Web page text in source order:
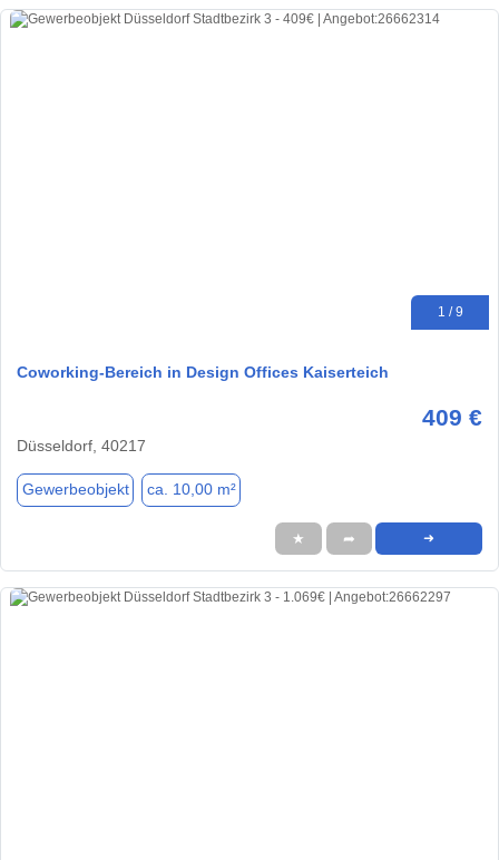
1 / 9
Coworking-Bereich in Design Offices Kaiserteich
409 €
Düsseldorf, 40217
Gewerbeobjekt ca. 10,00 m²
★ ➦ ➜